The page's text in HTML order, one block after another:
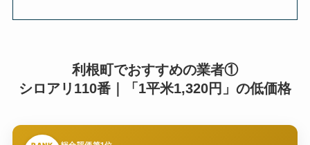
利根町でおすすめの業者①
シロアリ110番｜「1平米1,320円」の低価格